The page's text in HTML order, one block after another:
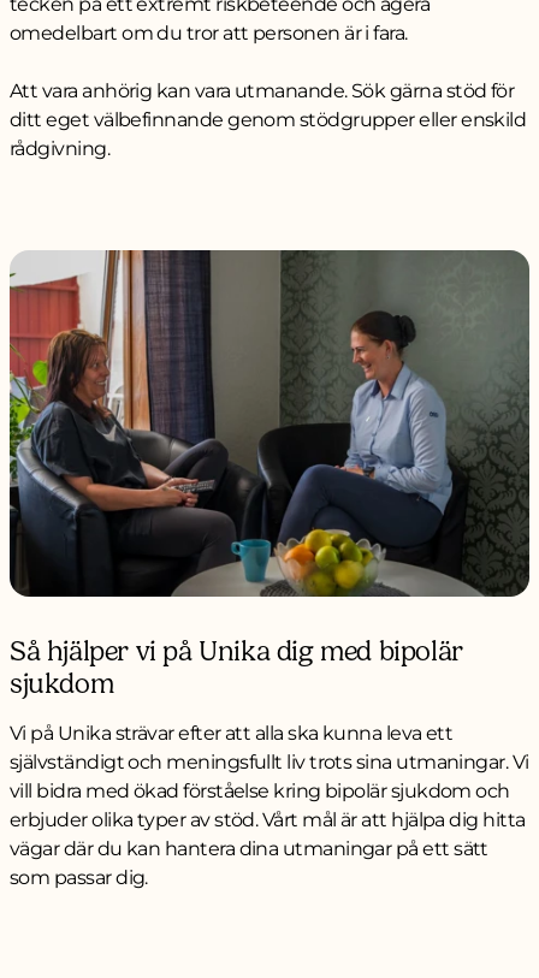
omedelbart om du tror att personen är i fara.
Att vara anhörig kan vara utmanande. Sök gärna stöd för
ditt eget välbefinnande genom stödgrupper eller enskild
rådgivning.
Så hjälper vi på Unika dig med bipolär
sjukdom
Vi på Unika strävar efter att alla ska kunna leva ett
självständigt och meningsfullt liv trots sina utmaningar. Vi
vill bidra med ökad förståelse kring bipolär sjukdom och
erbjuder olika typer av stöd. Vårt mål är att hjälpa dig hitta
vägar där du kan hantera dina utmaningar på ett sätt
som passar dig.